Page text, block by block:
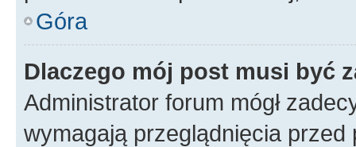
Góra
Dlaczego mój post musi być
Administrator forum mógł
wymagają przeglądnięcia